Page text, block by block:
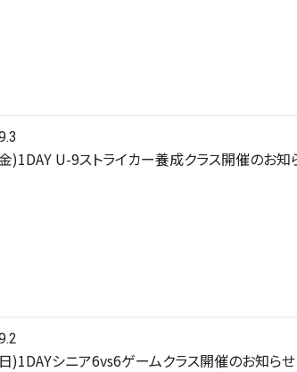
)1DAY U-9ストライカー養成クラス開催のお知
)1DAYシニア6vs6ゲームクラス開催のお知らせ